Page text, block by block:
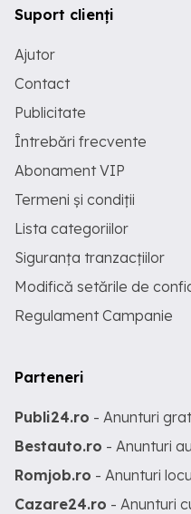
Suport clienți
Ajutor
Contact
Publicitate
Întrebări frecvente
Abonament VIP
Termeni și condiții
Lista categoriilor
Siguranța tranzacțiilor
Modifică setările de
Regulament Campanie
Parteneri
Publi24.ro - Anunturi
Bestauto.ro - Anunturi
Romjob.ro - Anunturi
Cazare24.ro - Anunturi